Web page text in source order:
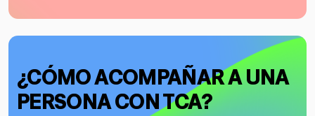
¿CÓMO ACOMPAÑAR A UNA
PERSONA CON TCA?